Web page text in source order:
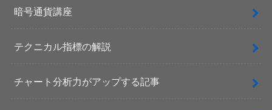
暗号通貨講座
テクニカル指標の解説
チャート分析力がアップする記事